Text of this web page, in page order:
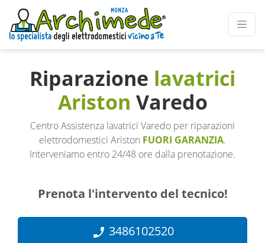
Riparazione lavatrici
Ariston Varedo
Centro Assistenza lavatrici Varedo per riparazioni
elettrodomestici Ariston FUORI GARANZIA.
Interveniamo entro 24/48 ore dalla prenotazione.
Prenota l'intervento del tecnico!
3486102520